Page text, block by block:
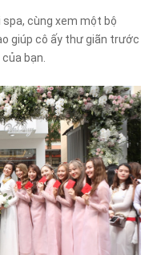
cùng xem một bộ
giúp cô ấy thư giãn trước
bạn.